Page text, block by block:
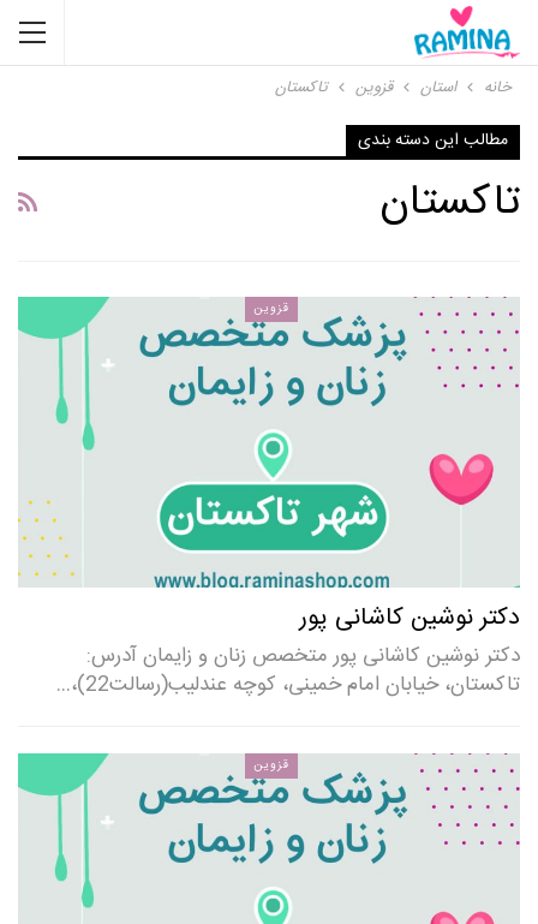
خانه استان قزوین تاکستان
مطالب این دسته بندی
تاکستان
قزوین
دکتر نوشین کاشانی پور
دکتر نوشین کاشانی پور متخصص زنان و زایمان آدرس:
تاکستان، خیابان امام خمینی، کوچه عندلیب(رسالت22)،…
قزوین